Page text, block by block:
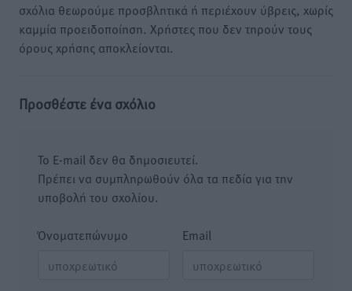
σχόλια θεωρούμε προσβλητικά ή περιέχουν ύβρεις, χωρίς
καμμία προειδοποίηση. Χρήστες που δεν τηρούν τους
όρους χρήσης αποκλείονται.
Προσθέστε ένα σχόλιο
Το E-mail δεν θα δημοσιευτεί.
Πρέπει να συμπληρωθούν όλα τα πεδία για την
υποβολή του σχολίου.
Όνοματεπώνυμο Email